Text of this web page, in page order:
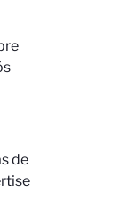
de